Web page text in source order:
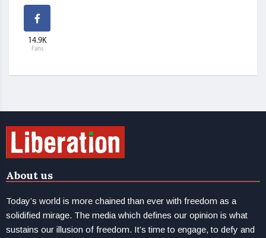
14.9K
Fans
About us
Today’s world is more chained than ever with freedom as a
solidified mirage. The media which defines our opinion is what
sustains our illusion of freedom. It’s time to engage, to defy and